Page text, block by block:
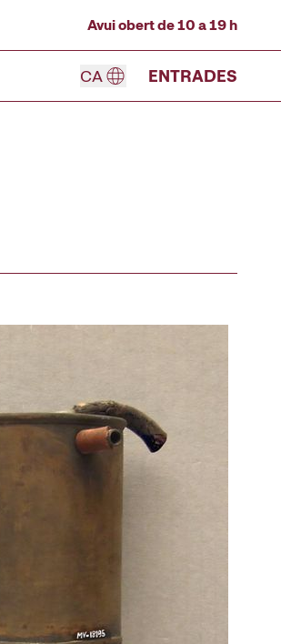
Avui obert de 10 a 19 h
CA ENTRADES